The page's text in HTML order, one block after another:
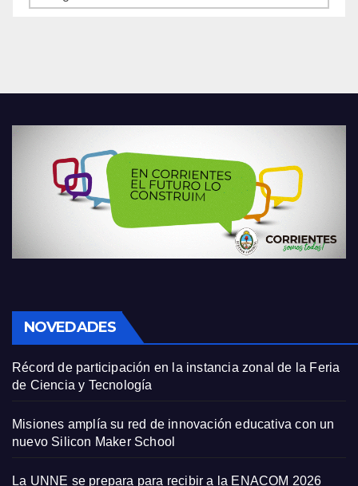
NOVEDADES
Récord de participación en la instancia zonal de la Feria
de Ciencia y Tecnología
Misiones amplía su red de innovación educativa con un
nuevo Silicon Maker School
La UNNE se prepara para recibir a la ENACOM 2026